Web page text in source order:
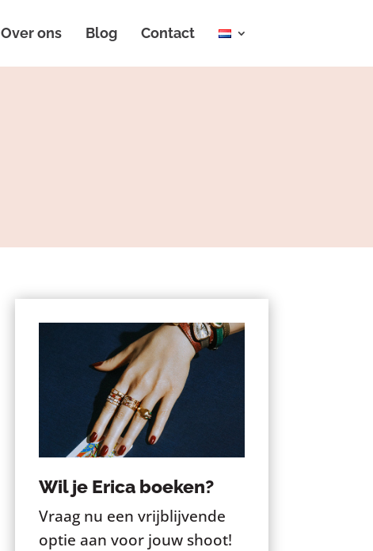
Over ons Blog Contact
Wil je Erica boeken?
Vraag nu een vrijblijvende
optie aan voor jouw shoot!